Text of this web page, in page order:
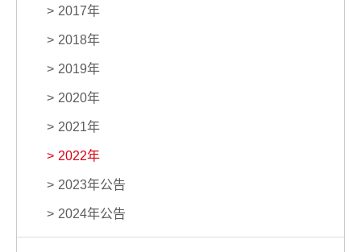
2017年
2018年
2019年
2020年
2021年
2022年
2023年公告
2024年公告